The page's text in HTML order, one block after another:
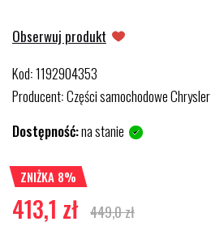
Obserwuj produkt
Kod:1192904353
Producent:Części samochodowe Chrysler
Dostępność:na stanie
ZNIŻKA 8%
413,1 zł 449,0 zł